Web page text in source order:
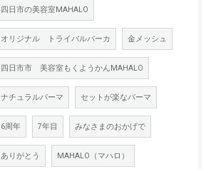
四日市の美容室MAHALO
オリジナル トライバルパーカ 金メッシュ
四日市市 美容室もくようかんMAHALO
ナチュラルパーマ セットが楽なパーマ
6周年 7年目 みなさまのおかげで
ありがとう MAHALO（マハロ）